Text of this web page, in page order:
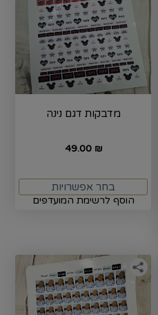
מדבקות דגם נינה
49.00 ₪
בחר אפשרויות
הוסף לרשימת המועדפים